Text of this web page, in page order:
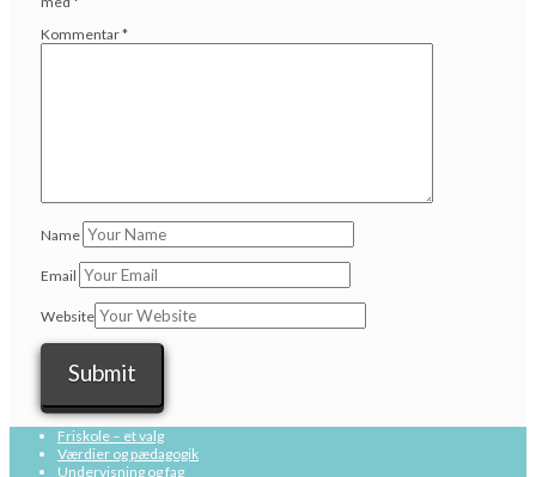
Kommentar*
Name
Email
Website
Friskole – et valg
Værdier og pædagogik
Undervisning og fag